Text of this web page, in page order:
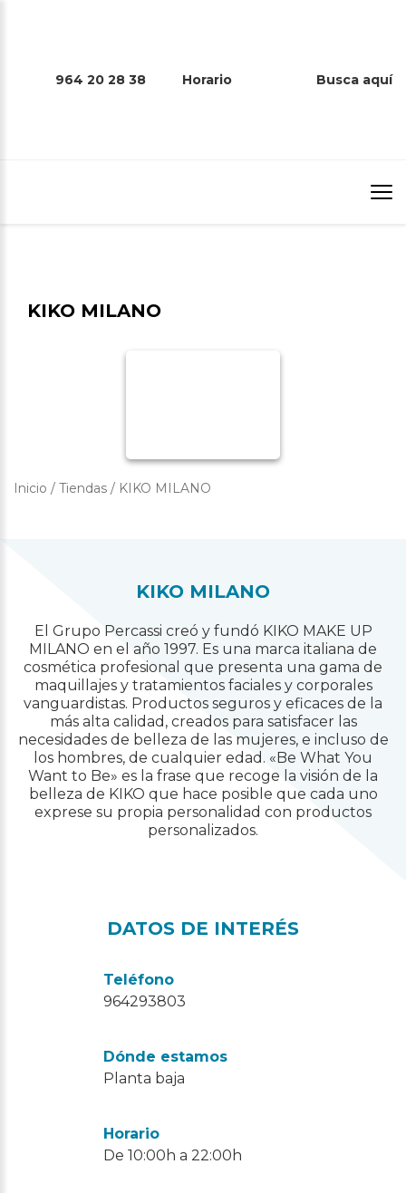
964 20 28 38 Horario Busca aquí
KIKO MILANO
Inicio / Tiendas / KIKO MILANO
KIKO MILANO
El Grupo Percassi creó y fundó KIKO MAKE UP
MILANO en el año 1997. Es una marca italiana de
cosmética profesional que presenta una gama de
maquillajes y tratamientos faciales y corporales
vanguardistas. Productos seguros y eficaces de la
más alta calidad, creados para satisfacer las
necesidades de belleza de las mujeres, e incluso de
los hombres, de cualquier edad. «Be What You
Want to Be» es la frase que recoge la visión de la
belleza de KIKO que hace posible que cada uno
exprese su propia personalidad con productos
personalizados.
DATOS DE INTERÉS
Teléfono
964293803
Dónde estamos
Planta baja
Horario
De 10:00h a 22:00h